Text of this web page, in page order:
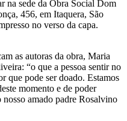
na sede da Obra Social Dom
456, em Itaquera, São
no verso da capa.
as autoras da obra, Maria
“o que a pessoa sentir no
que pode ser doado. Estamos
momento e de poder
amado padre Rosalvino